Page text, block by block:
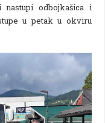
odbojkašica i
u petak u okviru